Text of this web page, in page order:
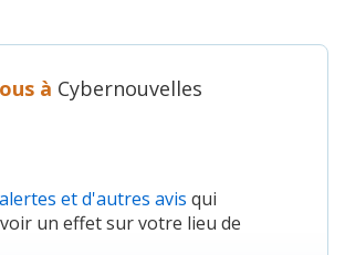
à Cybernouvelles
et d'autres avis qui
un effet sur votre lieu de